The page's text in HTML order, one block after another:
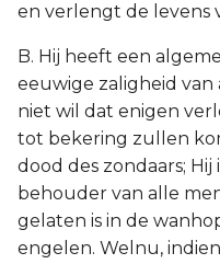
en verlengt de levens
B. Hij heeft een
eeuwige zaligheid van
niet wil dat enigen
tot bekering zullen
dood des zondaars;
behouder van alle
gelaten is in de
engelen. Welnu,